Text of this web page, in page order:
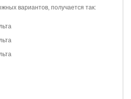
вариантов, получается так: